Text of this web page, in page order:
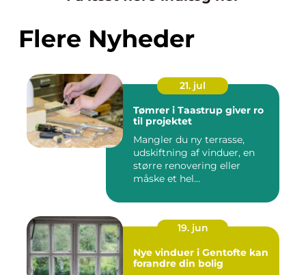
Flere Nyheder
21. jul
Tømrer i Taastrup giver ro
til projektet
Mangler du ny terrasse,
udskiftning af vinduer, en
større renovering eller
måske et hel...
19. jun
Nye vinduer i Gentofte kan
forandre din bolig